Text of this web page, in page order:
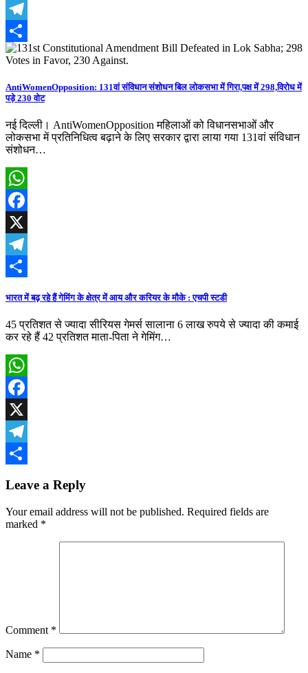
X
Telegram
Share
AntiWomenOpposition: 131वां संविधान संशोधन बिल लोकसभा में गिरा,पक्ष में 298,विरोध में
पड़े 230 वोट
नई दिल्ली। AntiWomenOpposition महिलाओं को विधानसभाओं और
लोकसभा में प्रतिनिधित्व बढ़ाने के लिए सरकार द्वारा लाया गया 131वां संविधान
संशोधन…
WhatsApp
Facebook
X
Telegram
भारत में बढ़ रहे हैं गेमिंग के क्षेत्र में आय और करियर के मौके : एचपी स्टडी
45 प्रतिशत से ज्यादा सीरियस गेमर्स सालाना 6 लाख रुपये से ज्यादा की कमाई
कर रहे हैं 42 प्रतिशत माता-पिता ने गेमिंग…
WhatsApp
Facebook
X
Telegram
Leave a Reply
Your email address will not be published. Required fields are
marked *
Comment *
Name *